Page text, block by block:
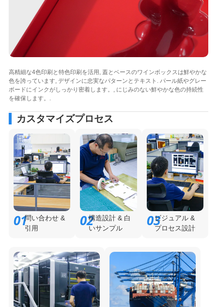
高精細な4色印刷と特色印刷を活用, 蓋とベースのワインボックスは鮮やかな
色を誇っています, デザインに忠実なパターンとテキスト. パール紙やグレー
ボードにインクがしっかり密着します。, にじみのない鮮やかな色の持続性
を確保します。.
カスタマイズプロセス
01問い合わせ &
引用
02構造設計 & 白
いサンプル
03ビジュアル &
プロセス設計